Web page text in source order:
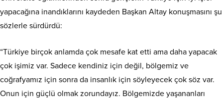
yapacağına inandıklarını kaydeden Başkan Altay konuşmasını şu
sözlerle sürdürdü:
“Türkiye birçok anlamda çok mesafe kat etti ama daha yapacak
çok işimiz var. Sadece kendiniz için değil, bölgemiz ve
coğrafyamız için sonra da insanlık için söyleyecek çok söz var.
Onun için güçlü olmak zorundayız. Bölgemizde yaşananları